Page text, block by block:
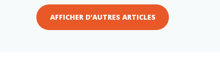
AFFICHER D'AUTRES ARTICLES